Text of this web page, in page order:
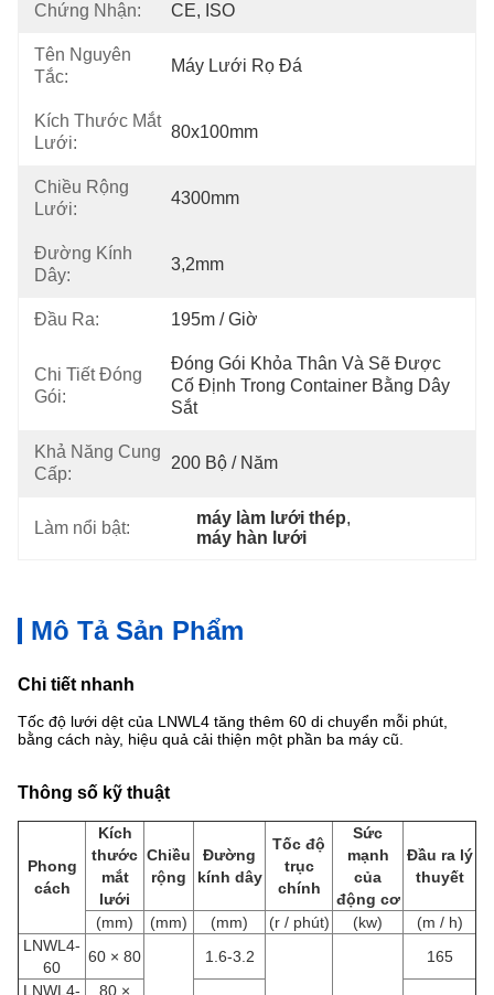
Chứng Nhận: CE, ISO
Tên Nguyên
Tắc:
Máy Lưới Rọ Đá
Kích Thước Mắt
Lưới:
80x100mm
Chiều Rộng
Lưới:
4300mm
Đường Kính
Dây:
3,2mm
Đầu Ra: 195m / Giờ
Chi Tiết Đóng
Gói:
Đóng Gói Khỏa Thân Và Sẽ Được
Cố Định Trong Container Bằng Dây
Sắt
Khả Năng Cung
Cấp:
200 Bộ / Năm
Làm nổi bật:
máy làm lưới thép,
máy hàn lưới
Mô Tả Sản Phẩm
Chi tiết nhanh
Tốc độ lưới dệt của LNWL4 tăng thêm 60 di chuyển mỗi phút,
bằng cách này, hiệu quả cải thiện một phần ba máy cũ.
Thông số kỹ thuật
Phong
cách
Kích
thước
mắt
lưới
Chiều
rộng
Đường
kính dây
Tốc độ
trục
chính
Sức
mạnh
của
động cơ
Đầu ra lý
thuyết
(mm) (mm) (mm) (r / phút) (kw)
(m / h)
LNWL4-
60
60 × 80 1.6-3.2
165
LNWL4-
80 ×